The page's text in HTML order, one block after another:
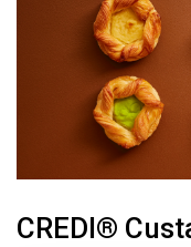
CREDI®